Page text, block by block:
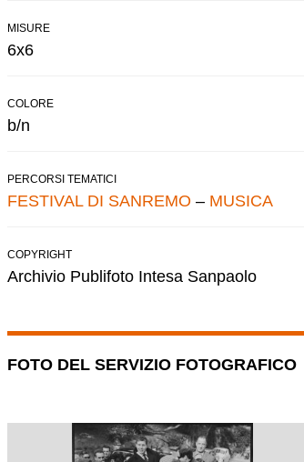
MISURE
6x6
COLORE
b/n
PERCORSI TEMATICI
FESTIVAL DI SANREMO – MUSICA
COPYRIGHT
Archivio Publifoto Intesa Sanpaolo
FOTO DEL SERVIZIO FOTOGRAFICO